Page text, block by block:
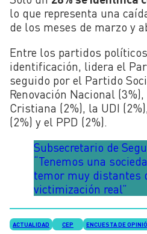
lo que representa una
de los meses de marzo y
Entre los partidos
identificación, lidera el
seguido por el Partido
Renovación Nacional
Cristiana (2%), la UDI
(2%) y el PPD (2%).
Subsecretario de
“Tenemos una
temor muy distantes
victimización real”
ACTUALIDAD CEP ENCUESTA DE